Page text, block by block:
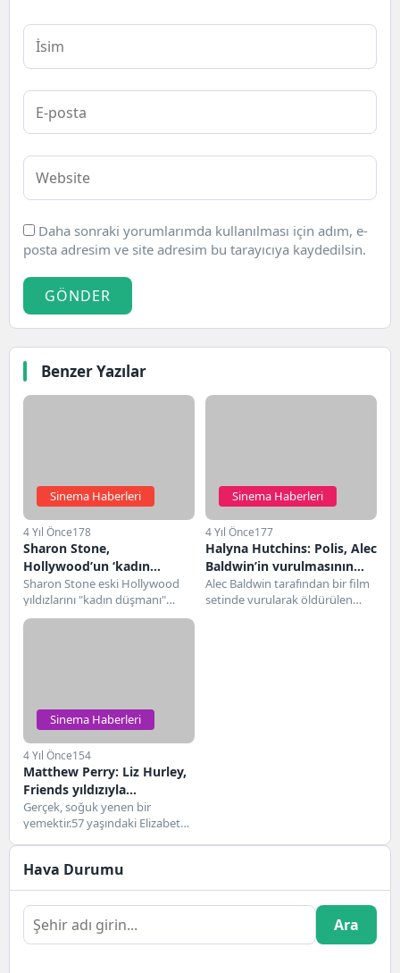
Daha sonraki yorumlarımda kullanılması için adım, e-
posta adresim ve site adresim bu tarayıcıya kaydedilsin.
GÖNDER
Benzer Yazılar
Sinema Haberleri
4 Yıl Önce178
Sharon Stone,
Hollywood’un ‘kadın
düşmanı’ olduğunu
söyleyerek sadece iki yıldızı
‘dinlediği’ için övdü
Sharon Stone eski Hollywood
yıldızlarını "kadın düşmanı"
olmakla suçluyor.“Sektörün en
Sinema Haberleri
4 Yıl Önce177
Halyna Hutchins: Polis, Alec
Baldwin’in vurulmasının
ardından son anların
görüntülerini yayınladığı
Alec Baldwin tarafından bir film
setinde vurularak öldürülen
Sinema Haberleri
4 Yıl Önce154
Matthew Perry: Liz Hurley,
Friends yıldızıyla
çalışmanın bir ‘kabus’
olduğunu söylüyor
Gerçek, soğuk yenen bir
yemektir.57 yaşındaki Elizabeth
yaşındaki Matthew Perry...
Hava Durumu
Ara